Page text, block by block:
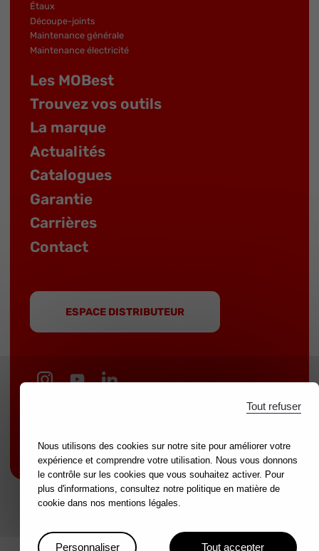
Étaux
Découpe-joints
Maintenance générale
Maintenance électricité
Les MOBest
Trouvez vos outils
La marque
Actualités
Catalogues
Garantie
Carrières
Contact
ESPACE DISTRIBUTEUR
NOVALIA|
Mentions légales
Nous utilisons des cookies sur notre site pour améliorer votre
expérience et comprendre votre utilisation. Nous vous donnons
le contrôle sur les cookies que vous souhaitez activer. Pour
plus d'informations, consultez notre politique en matière de
cookie dans nos mentions légales.
Tout accepter
Tout refuser
Personnaliser